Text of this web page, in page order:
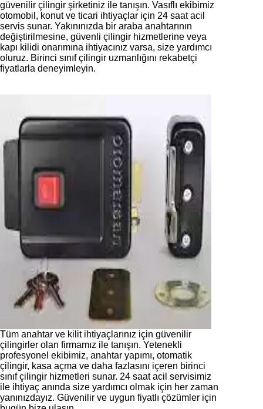
güvenilir çilingir şirketiniz ile tanışın. Vasıflı ekibimiz
otomobil, konut ve ticari ihtiyaçlar için 24 saat acil
servis sunar. Yakınınızda bir araba anahtarının
değiştirilmesine, güvenli çilingir hizmetlerine veya
kapı kilidi onarımına ihtiyacınız varsa, size yardımcı
oluruz. Birinci sınıf çilingir uzmanlığını rekabetçi
fiyatlarla deneyimleyin.
Tüm anahtar ve kilit ihtiyaçlarınız için güvenilir
çilingirler olan firmamız ile tanışın. Yetenekli
profesyonel ekibimiz, anahtar yapımı, otomatik
çilingir, kasa açma ve daha fazlasını içeren birinci
sınıf çilingir hizmetleri sunar. 24 saat acil servisimiz
ile ihtiyaç anında size yardımcı olmak için her zaman
yanınızdayız. Güvenilir ve uygun fiyatlı çözümler için